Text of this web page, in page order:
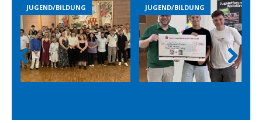
JUGEND/BILDUNG JUGEND/BILDUNG
Prev
ious
Nex
t